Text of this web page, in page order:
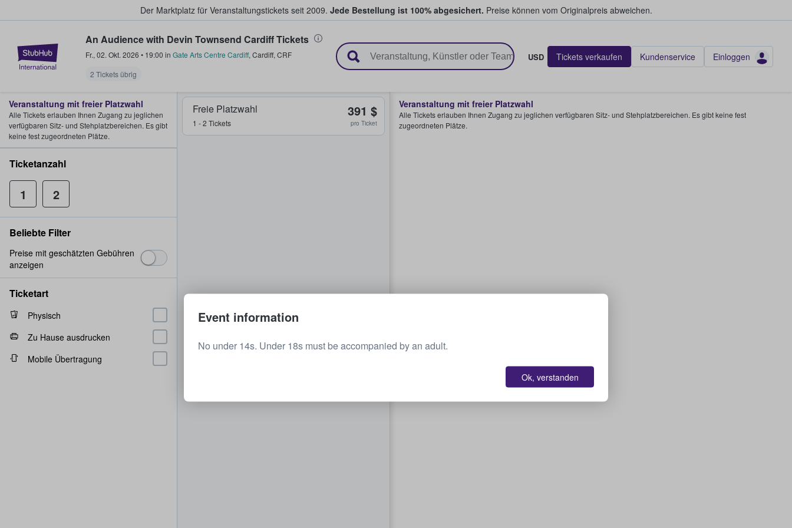
Der Marktplatz für Veranstaltungstickets seit 2009. Jede Bestellung ist 100% abgesichert. Preise können vom Originalpreis abweichen.
StubHub - Wo Fans Tickets kaufen & verkaufen
An Audience with Devin Townsend Cardiff Tickets
Fr., 02. Okt. 2026 • 19:00 in Gate Arts Centre Cardiff, Cardiff, CRF
2 Tickets übrig
USD Tickets verkaufen Kundenservice Einloggen
Freie Platzwahl
1 - 2 Tickets
391 $
pro Ticket
Veranstaltung mit freier Platzwahl
Alle Tickets erlauben Ihnen Zugang zu jeglichen verfügbaren Sitz- und Stehplatzbereichen. Es gibt keine fest
zugeordneten Plätze.
Veranstaltung mit freier Platzwahl
Alle Tickets erlauben Ihnen Zugang zu jeglichen
verfügbaren Sitz- und Stehplatzbereichen. Es gibt
keine fest zugeordneten Plätze.
Ticketanzahl
1 2
Beliebte Filter
Preise mit geschätzten Gebühren
anzeigen
Ticketart
Physisch
Zu Hause ausdrucken
Mobile Übertragung
Event information
No under 14s. Under 18s must be accompanied by an adult.
Ok, verstanden